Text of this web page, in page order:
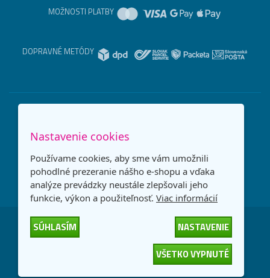
MOŽNOSTI PLATBY
DOPRAVNÉ METÓDY
Slovensko
-
Všetky práva vyhradené
Nastavenie cookies
Používame cookies, aby sme vám umožnili
pohodlné prezeranie nášho e-shopu a vďaka
analýze prevádzky neustále zlepšovali jeho
funkcie, výkon a použiteľnosť. Viac informácií
SÚHLASÍM
NASTAVENIE
VŠETKO VYPNUTÉ